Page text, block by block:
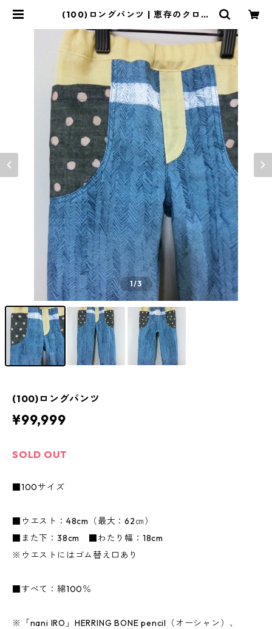
(100)ロングパンツ | 恵存のクロー
1/3
(100)ロングパンツ
¥99,999
SOLD OUT
■100サイズ
■ウエスト：48cm（最大：62㎝）
■また下：38cm ■わたり幅：18cm
※ウエストにはゴム替え口あり
■すべて：綿100％
※「nani IRO」HERRING BONE pencil（オーシャン）、